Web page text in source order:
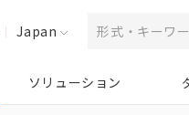
Japan
ソリューション